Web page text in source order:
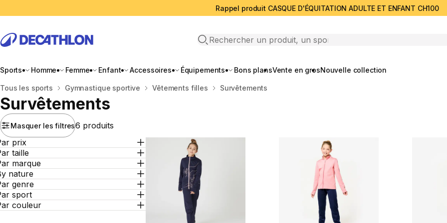
Rappel produit CASQUE D'ÉQUITATION ADULTE ET ENFANT CH100
Open search
Sports Homme Femme Enfant Accessoires Équipements Bons plansVente en grosNouvelle collection
Accueil
Tous les sports Gymnastique sportive Vêtements filles Survêtements
Survêtements
Masquer les filtres6 produits
prix
taille
marque
nature
genre
sport
couleur